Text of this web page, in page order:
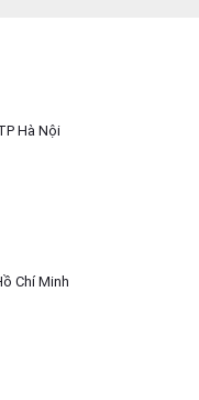
Hà Nội
Chí Minh